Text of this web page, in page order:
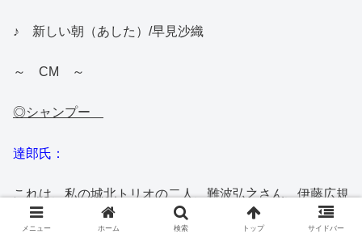
♪ 新しい朝（あした）/早見沙織
～ CM ～
◎シャンプー
達郎氏：
これは、私の城北トリオの二人、難波弘之さん、伊藤広規
さんで演奏しております。
メニュー ホーム 検索 トップ サイドバー